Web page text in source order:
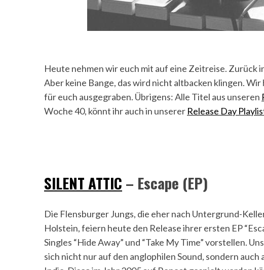
Heute nehmen wir euch mit auf eine Zeitreise. Zurück
Aber keine Bange, das wird nicht altbacken klingen.
für euch ausgegraben. Übrigens: Alle Titel aus unseren
Woche 40, könnt ihr auch in unserer Release Day
SILENT ATTIC – Escape (EP)
Die Flensburger Jungs, die eher nach Untergrund-
Holstein, feiern heute den Release ihrer ersten EP
Singles “Hide Away” und “Take My Time” vorstellen.
sich nicht nur auf den anglophilen Sound, sondern auch